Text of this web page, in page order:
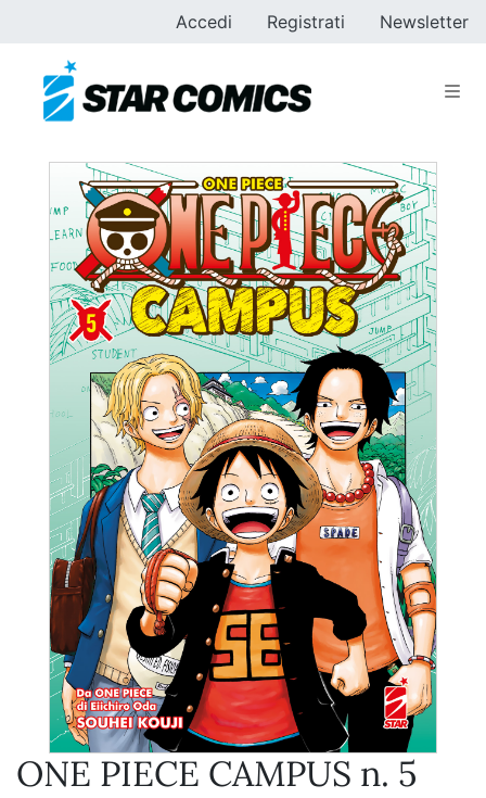
Accedi Registrati Newsletter
ONE PIECE CAMPUS n. 5